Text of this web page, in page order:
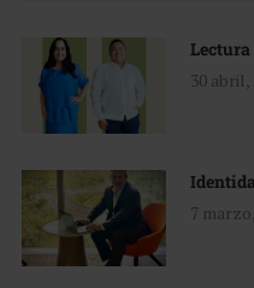
Lectura
30 abril,
7